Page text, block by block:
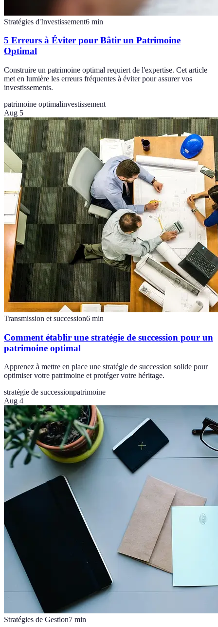
Stratégies d'Investissement6 min
5 Erreurs à Éviter pour Bâtir un Patrimoine
Optimal
Construire un patrimoine optimal requiert de l'expertise. Cet article
met en lumière les erreurs fréquentes à éviter pour assurer vos
investissements.
patrimoine optimalinvestissement
Aug 5
Transmission et succession6 min
Comment établir une stratégie de succession pour un
patrimoine optimal
Apprenez à mettre en place une stratégie de succession solide pour
optimiser votre patrimoine et protéger votre héritage.
stratégie de successionpatrimoine
Aug 4
Stratégies de Gestion7 min